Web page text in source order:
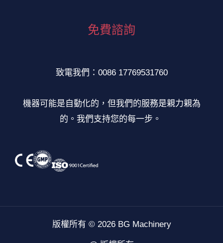
免費諮詢
致電我們：0086 17769531760
機器可能是自動化的，但我們的服務是親力親為
的。我們支持您的每一步。
版權所有 © 2026 BG Machinery